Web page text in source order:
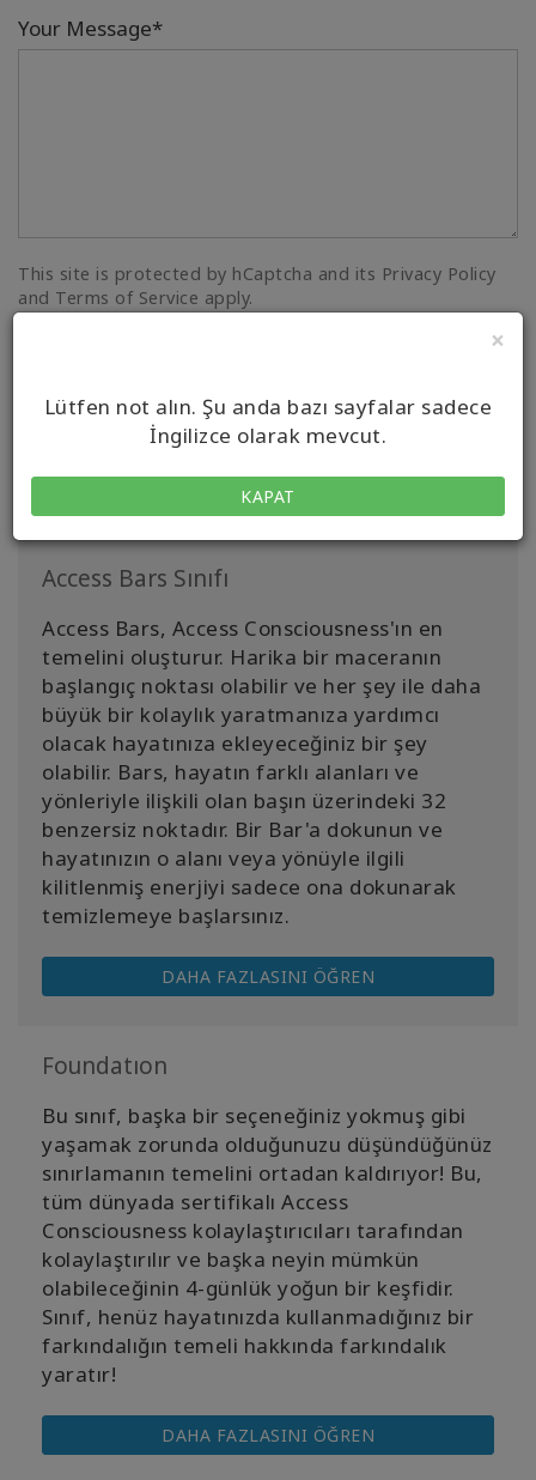
×
Lütfen not alın. Şu anda bazı sayfalar sadece
İngilizce olarak mevcut.
KAPAT
Your Message*
This site is protected by hCaptcha and its Privacy Policy
and Terms of Service apply.
Seminerlerim
Access Bars Sınıfı
Access Bars, Access Consciousness'ın en
temelini oluşturur. Harika bir maceranın
başlangıç noktası olabilir ve her şey ile daha
büyük bir kolaylık yaratmanıza yardımcı
olacak hayatınıza ekleyeceğiniz bir şey
olabilir. Bars, hayatın farklı alanları ve
yönleriyle ilişkili olan başın üzerindeki 32
benzersiz noktadır. Bir Bar'a dokunun ve
hayatınızın o alanı veya yönüyle ilgili
kilitlenmiş enerjiyi sadece ona dokunarak
temizlemeye başlarsınız.
DAHA FAZLASINI ÖĞREN
Foundatıon
Bu sınıf, başka bir seçeneğiniz yokmuş gibi
yaşamak zorunda olduğunuzu düşündüğünüz
sınırlamanın temelini ortadan kaldırıyor! Bu,
tüm dünyada sertifikalı Access
Consciousness kolaylaştırıcıları tarafından
kolaylaştırılır ve başka neyin mümkün
olabileceğinin 4-günlük yoğun bir keşfidir.
Sınıf, henüz hayatınızda kullanmadığınız bir
farkındalığın temeli hakkında farkındalık
yaratır!
DAHA FAZLASINI ÖĞREN